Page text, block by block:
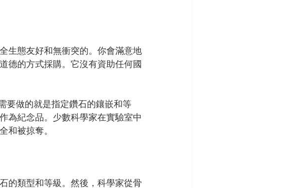
生態友好和無衝突的。你會滿意地
德的方式採購。它沒有資助任何國
要做的就是指定鑽石的鑲嵌和等
為紀念品。少數科學家在實驗室中
和被掠奪。
的類型和等級。然後，科學家從骨